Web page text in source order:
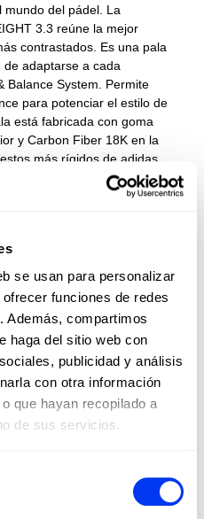
se usan para personalizar
funciones de redes
Además, compartimos
haga del sitio web con
publicidad y análisis
con otra información
que hayan recopilado a
de sus servicios.
mundo del pádel. La
3.3 reúne la mejor
contrastados. Es una pala
adaptarse a cada
Balance System. Permite
para potenciar el estilo de
está fabricada con goma
y Carbon Fiber 18K en la
más rígidos de adidas.
y Power Embossed
en los golpes más